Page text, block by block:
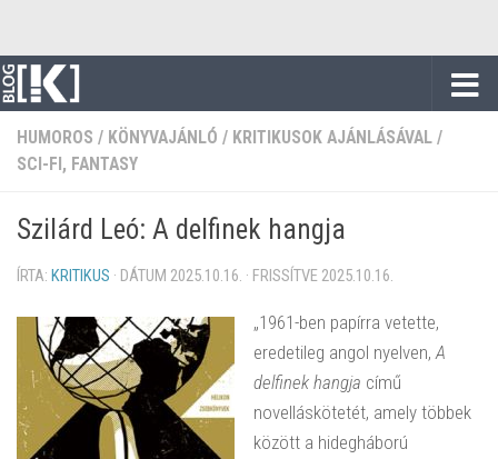
HUMOROS / KÖNYVAJÁNLÓ / KRITIKUSOK AJÁNLÁSÁVAL /
SCI-FI, FANTASY
Szilárd Leó: A delfinek hangja
ÍRTA: KRITIKUS · DÁTUM 2025.10.16. · FRISSÍTVE 2025.10.16.
„1961-ben papírra vetette,
eredetileg angol nyelven, A
delfinek hangja című
novelláskötetét, amely többek
között a hidegháború